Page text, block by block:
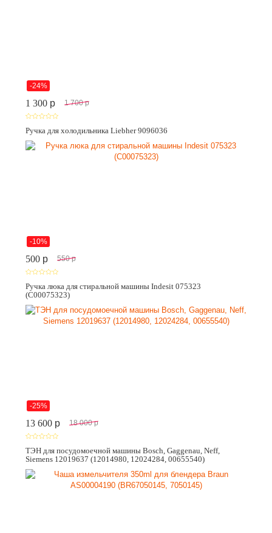
-24%
1 300 p 1 700 p
Ручка для холодильника Liebher 9096036
-10%
500 p 550 p
Ручка люка для стиральной машины Indesit 075323
(C00075323)
-25%
13 600 p 18 000 p
ТЭН для посудомоечной машины Bosch, Gaggenau, Neff,
Siemens 12019637 (12014980, 12024284, 00655540)